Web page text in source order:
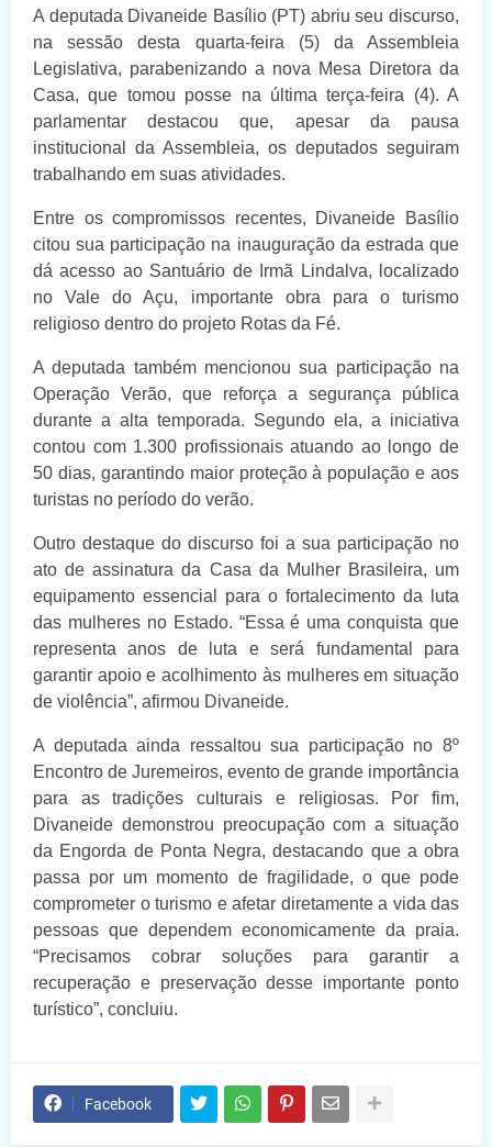
A deputada Divaneide Basílio (PT) abriu seu discurso,
na sessão desta quarta-feira (5) da Assembleia
Legislativa, parabenizando a nova Mesa Diretora da
Casa, que tomou posse na última terça-feira (4). A
parlamentar destacou que, apesar da pausa
institucional da Assembleia, os deputados seguiram
trabalhando em suas atividades.
Entre os compromissos recentes, Divaneide Basílio
citou sua participação na inauguração da estrada que
dá acesso ao Santuário de Irmã Lindalva, localizado
no Vale do Açu, importante obra para o turismo
religioso dentro do projeto Rotas da Fé.
A deputada também mencionou sua participação na
Operação Verão, que reforça a segurança pública
durante a alta temporada. Segundo ela, a iniciativa
contou com 1.300 profissionais atuando ao longo de
50 dias, garantindo maior proteção à população e aos
turistas no período do verão.
Outro destaque do discurso foi a sua participação no
ato de assinatura da Casa da Mulher Brasileira, um
equipamento essencial para o fortalecimento da luta
das mulheres no Estado. “Essa é uma conquista que
representa anos de luta e será fundamental para
garantir apoio e acolhimento às mulheres em situação
de violência”, afirmou Divaneide.
A deputada ainda ressaltou sua participação no 8º
Encontro de Juremeiros, evento de grande importância
para as tradições culturais e religiosas. Por fim,
Divaneide demonstrou preocupação com a situação
da Engorda de Ponta Negra, destacando que a obra
passa por um momento de fragilidade, o que pode
comprometer o turismo e afetar diretamente a vida das
pessoas que dependem economicamente da praia.
“Precisamos cobrar soluções para garantir a
recuperação e preservação desse importante ponto
turístico”, concluiu.
Facebook